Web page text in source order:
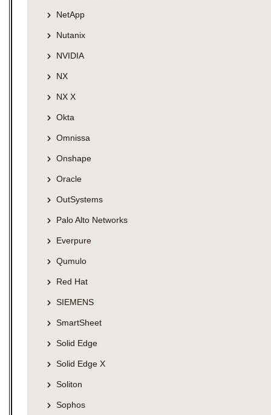
NetApp
Nutanix
NVIDIA
NX
NX X
Okta
Omnissa
Onshape
Oracle
OutSystems
Palo Alto Networks
Everpure
Qumulo
Red Hat
SIEMENS
SmartSheet
Solid Edge
Solid Edge X
Soliton
Sophos